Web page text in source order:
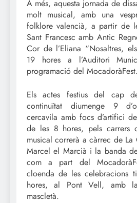
A més, aquesta jornada de
molt musical, amb una
folklore valencià, a partir de
Sant Francesc amb Antic
Cor de l’Eliana “Nosaltres,
19 hores a l’Auditori
programació del MocadoràFest.
Els actes festius del cap
continuïtat diumenge 9
cercavila amb focs d’artifici
de les 8 hores, pels carrers
musical correrà a càrrec de
Marcel el Marcià i la banda
com a part del
cloenda de les celebracions
hores, al Pont Vell, amb la
mascletà.